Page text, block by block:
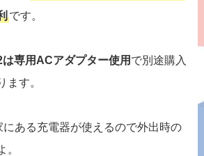
です。
は専用ACアダプター使用 で別途購入
ます。
ある充電器が使えるので外出時の
。